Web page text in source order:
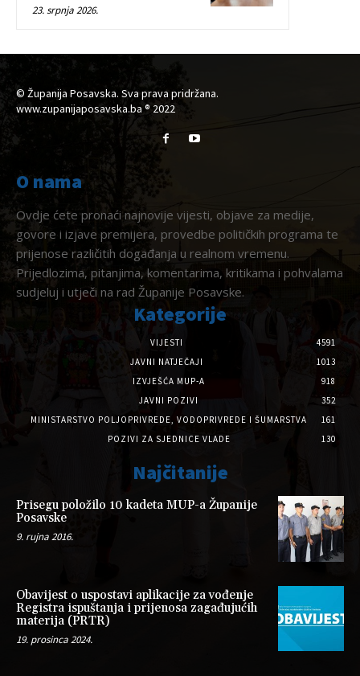
23. srpnja 2026.
© Županija Posavska. Sva prava pridržana.
www.zupanijaposavska.ba ® 2022
O nama
Ovdje ćete pronaći najnovije vijesti, objave za medije,
govore i izjave premijera, provedbe političkih programa te
prijenose različitih događanja u realnom vremenu.
Prijedlozima, pitanjima, komentarima, kritikama i pohvalama
sudjeluj i utječi na rad Županije Posavske.
Kategorije
VIJESTI
4591
JAVNI NATJEČAJI
1013
IZVJEŠĆA MUP-A
918
JAVNI POZIVI
352
MINISTARSTVO POLJOPRIVREDE, VODOPRIVREDE I ŠUMARSTVA
161
POZIVI ZA SJEDNICE VLADE
130
Najčitanije
Prisegu položilo 10 kadeta MUP-a Županije
Posavske
9. rujna 2016.
Obavijest o uspostavi aplikacije za vođenje
Registra ispuštanja i prijenosa zagađujućih
materija (PRTR)
19. prosinca 2024.